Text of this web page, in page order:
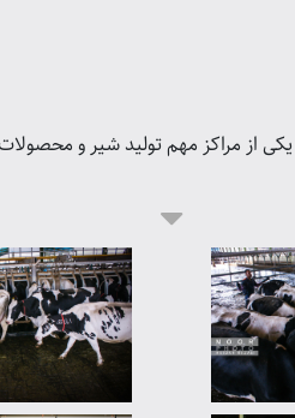
از مراکز مهم تولید شیر و